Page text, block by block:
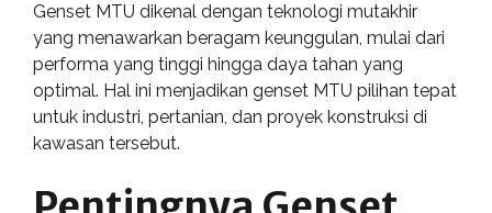
Genset MTU dikenal dengan teknologi mutakhir
yang menawarkan beragam keunggulan, mulai dari
performa yang tinggi hingga daya tahan yang
optimal. Hal ini menjadikan genset MTU pilihan tepat
untuk industri, pertanian, dan proyek konstruksi di
kawasan tersebut.